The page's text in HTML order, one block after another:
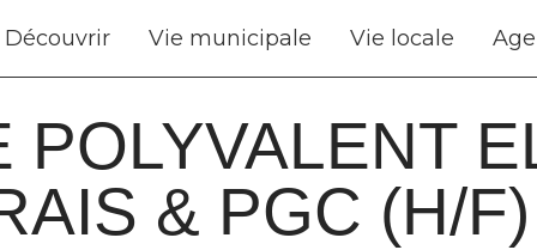
Découvrir Vie municipale Vie locale
POLYVALENT
& PGC (H/F)